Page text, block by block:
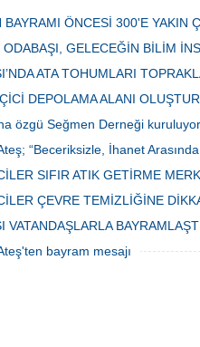
Ankara'da devam
bulunan esnaf
vatandaşlar
canından
BAYRAMI ÖNCESİ 300'E YAKIN
ODABAŞI, GELECEĞİN BİLİM
ATA TOHUMLARI
DEPOLAMA ALANI
özgü Seğmen Derneği kuruluyor
“Beceriksizle, İhanet
SIFIR ATIK GETİRME
ÇEVRE TEMİZLİĞİNE
VATANDAŞLARLA
bayram mesajı